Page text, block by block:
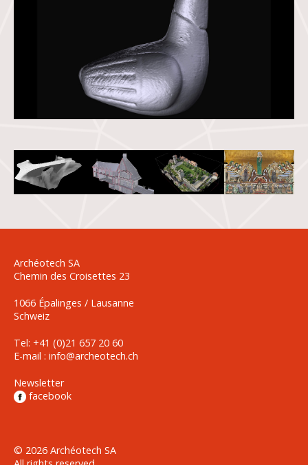
Archéotech SA
Chemin des Croisettes 23
1066 Épalinges / Lausanne
Schweiz
Tel: +41 (0)21 657 20 60
E-mail : info@archeotech.ch
Newsletter
facebook
© 2026 Archéotech SA